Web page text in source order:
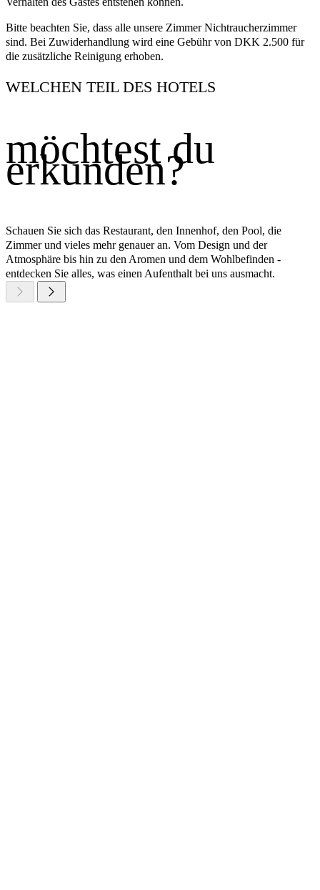
Bitte beachten Sie, dass alle unsere Zimmer Nichtraucherzimmer
sind. Bei Zuwiderhandlung wird eine Gebühr von DKK 2.500 für
die zusätzliche Reinigung erhoben.
WELCHEN TEIL DES HOTELS
möchtest du
erkunden?
Schauen Sie sich das Restaurant, den Innenhof, den Pool, die
Zimmer und vieles mehr genauer an. Vom Design und der
Atmosphäre bis hin zu den Aromen und dem Wohlbefinden -
entdecken Sie alles, was einen Aufenthalt bei uns ausmacht.